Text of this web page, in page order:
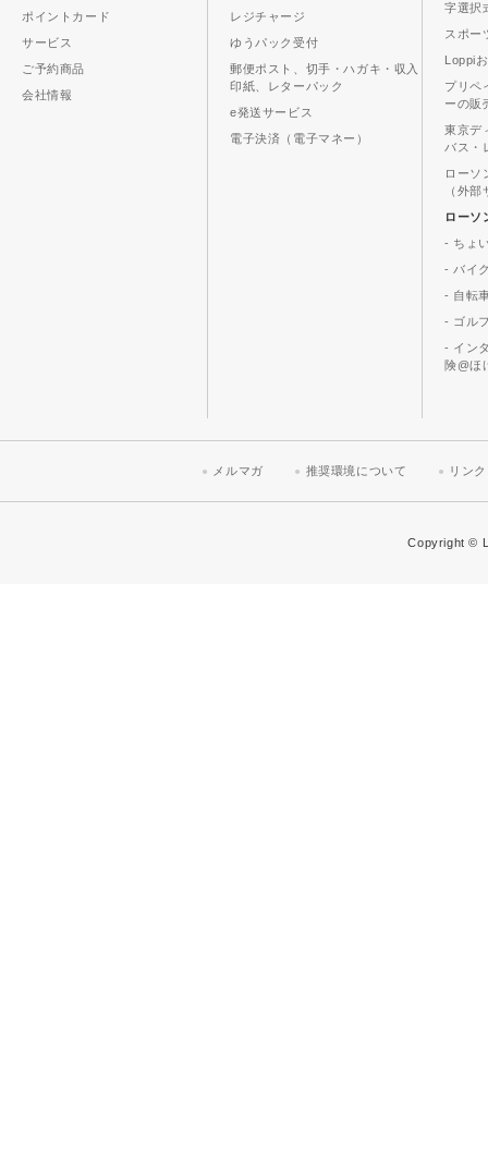
ポイントカード
サービス
ご予約商品
会社情報
レジチャージ
ゆうパック受付
郵便ポスト、切手・ハガキ・収入
印紙、レターパック
e発送サービス
電子決済（電子マネー）
字選択
スポー
Loppi
プリペ
ーの販
東京デ
バス・
ローソ
（外
ローソ
- ちょ
- バイ
- 自転
- ゴル
- イン
険@ほ
メルマガ 推奨環境について リン
Copyright ©